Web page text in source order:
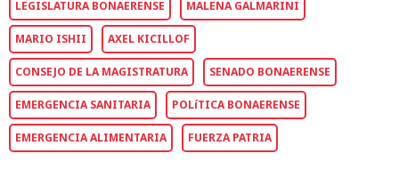
LEGISLATURA BONAERENSE MALENA GALMARINI
MARIO ISHII AXEL KICILLOF
CONSEJO DE LA MAGISTRATURA SENADO BONAERENSE
EMERGENCIA SANITARIA POLíTICA BONAERENSE
EMERGENCIA ALIMENTARIA FUERZA PATRIA